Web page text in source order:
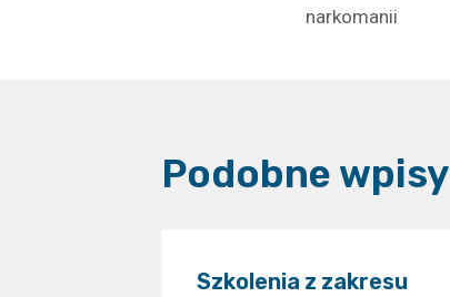
narkomanii
Podobne wpisy
Szkolenia z zakresu